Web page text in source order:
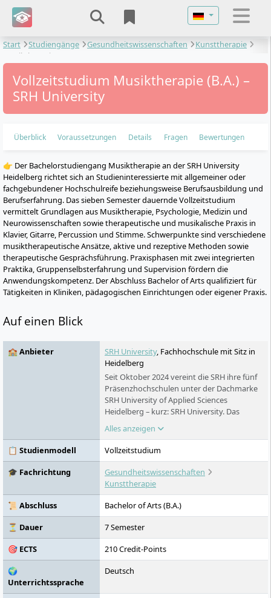
Sprache
Start Studiengänge Gesundheitswissenschaften
Kunsttherapie
Musiktherapie
Vollzeitstudium Musiktherapie (B.A.) –
SRH University
Überblick Voraussetzungen Details Fragen Bewertungen
👉 Der Bachelorstudiengang Musiktherapie an der SRH University
Heidelberg richtet sich an Studieninteressierte mit allgemeiner oder
fachgebundener Hochschulreife beziehungsweise Berufsausbildung und
Berufserfahrung. Das sieben Semester dauernde Vollzeitstudium
vermittelt Grundlagen aus Musiktherapie, Psychologie, Medizin und
Neurowissenschaften sowie therapeutische und musikalische Praxis in
Klavier, Gitarre, Percussion und Stimme. Schwerpunkte sind verschiedene
musiktherapeutische Ansätze, aktive und rezeptive Methoden sowie
therapeutische Gesprächsführung. Praxisphasen mit zwei integrierten
Praktika, Gruppenselbsterfahrung und Supervision fördern die
Anwendungskompetenz. Der Abschluss Bachelor of Arts qualifiziert für
Tätigkeiten in Kliniken, pädagogischen Einrichtungen oder eigener Praxis.
Auf einen Blick
🏫 Anbieter SRH University, Fachhochschule mit Sitz in
Heidelberg
Seit Oktober 2024 vereint die SRH ihre fünf
Präsenzhochschulen unter der Dachmarke
SRH University of Applied Sciences
Heidelberg – kurz: SRH University. Das
Ergebnis: eine der größten privaten
Hochschulen Deutschlands mit 18
Studienstandorten, über 200 Bachelor-,
preisgekrönten CORE-Lehrkonzept.
Studieren ohne NC, in kleinen Gruppen,
praxisnah – auf Deutsch und auf Englisch.
Alles anzeigen
📋 Studienmodell
Vollzeitstudium
🎓 Fachrichtung
Gesundheitswissenschaften
Kunsttherapie
📜 Abschluss
Bachelor of Arts (B.A.)
⏳ Dauer
7 Semester
🎯 ECTS
210 Credit-Points
🌍
Unterrichtssprache
Deutsch